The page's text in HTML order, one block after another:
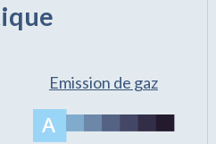
Emission de gaz